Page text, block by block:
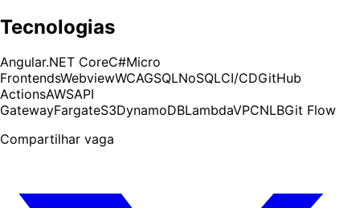
Tecnologias
Angular.NET CoreC#Micro
FrontendsWebviewWCAGSQLNoSQLCI/CDGitHub
ActionsAWSAPI
GatewayFargateS3DynamoDBLambdaVPCNLBGit Flow
Compartilhar vaga